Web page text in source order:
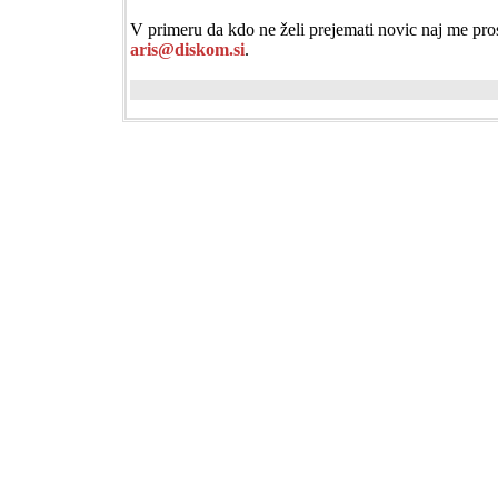
V primeru da kdo ne želi prejemati novic naj me
aris@diskom.si.